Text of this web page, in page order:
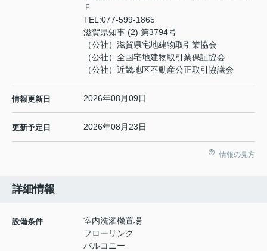
Ｆ
TEL:077-599-1865
滋賀県知事 (2) 第3794号
（公社）滋賀県宅地建物取引業協会
（公社）全国宅地建物取引業保証協会
（公社）近畿地区不動産公正取引協議会
情報更新日 2026年08月09日
更新予定日 2026年08月23日
情報の見方
詳細情報
設備条件
室内洗濯機置場
フローリング
バルコニー